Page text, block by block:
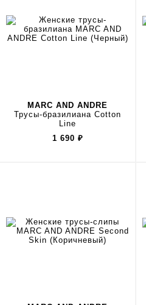
MARC AND ANDRE
Трусы-бразилиана Cotton
Line
1 690 ₽